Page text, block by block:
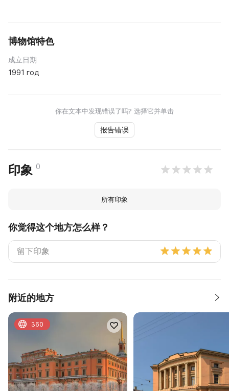
博物馆特色
成立日期
1991 год
你在文本中发现错误了吗? 选择它并单击
报告错误
印象 0
所有印象
你觉得这个地方怎么样？
附近的地方
360